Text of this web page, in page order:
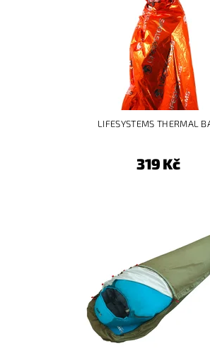
LIFESYSTEMS THERMAL
319 Kč